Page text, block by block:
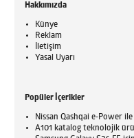
Hakkımızda
Künye
Reklam
İletişim
Yasal Uyarı
Popüler İçerikler
Nissan Qashqai e-Power
A101 katalog teknolojik